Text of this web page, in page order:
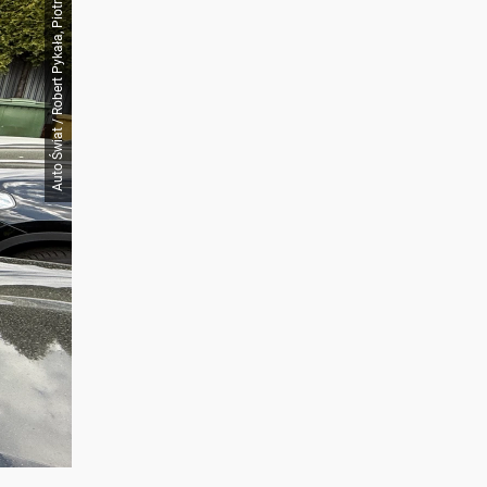
Auto Świat / Robert Pykała, Piotr Szykana